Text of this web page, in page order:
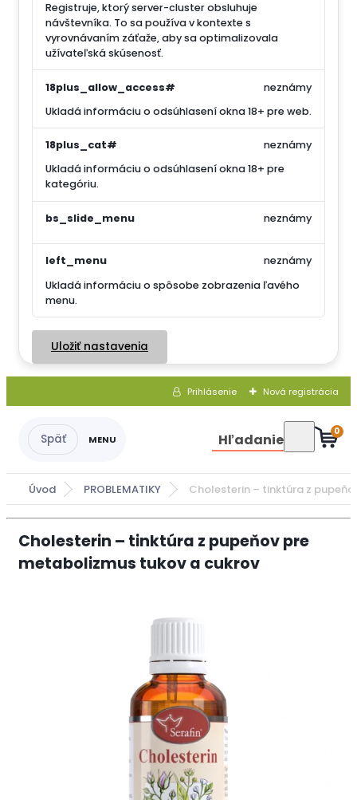
Registruje, ktorý server-cluster obsluhuje
návštevníka. To sa používa v kontexte s
vyrovnávaním záťaže, aby sa optimalizovala
užívateľská skúsenosť.
18plus_allow_access#
Ukladá informáciu o odsúhlasení okna 18+ pre web.
neznámy
18plus_cat#
Ukladá informáciu o odsúhlasení okna 18+ pre
kategóriu.
neznámy
bs_slide_menu neznámy
left_menu
Ukladá informáciu o spôsobe zobrazenia ľavého
menu.
neznámy
Uložiť nastavenia
Prihlásenie Nová registrácia
Hľadanie 0
Úvod PROBLEMATIKY Cholesterin – tinktúra z
Cholesterin – tinktúra z pupeňov pre
metabolizmus tukov a cukrov